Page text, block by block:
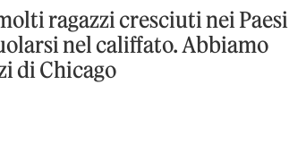
ragazzi cresciuti nei Paesi
nel califfato. Abbiamo
di Chicago